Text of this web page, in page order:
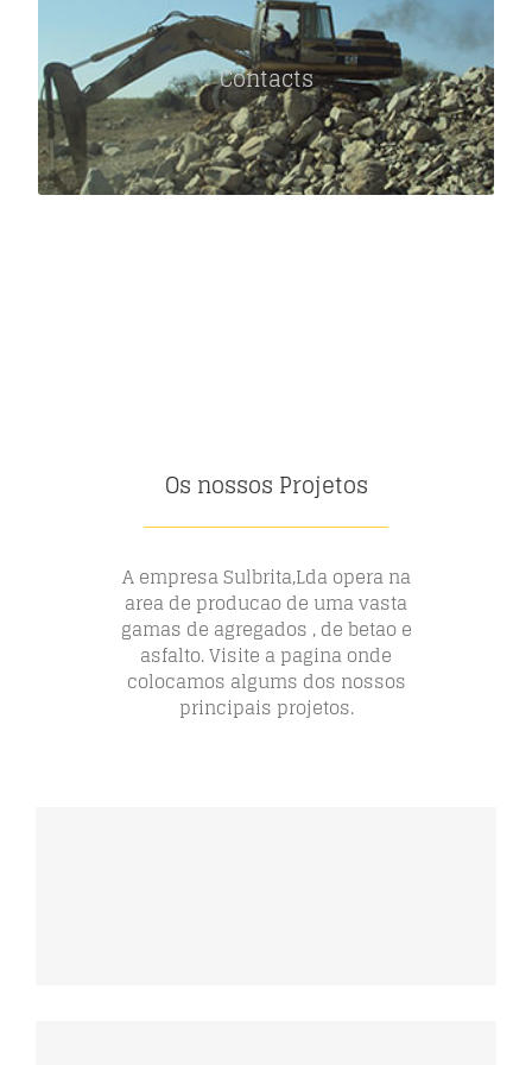
Contacts
Contacts
Você pode entrar em contato connosco via
telefone ou via email…
GET IN TOUCH
Os nossos Projetos
A empresa Sulbrita,Lda opera na
area de producao de uma vasta
gamas de agregados , de betao e
asfalto. Visite a pagina onde
colocamos algums dos nossos
principais projetos.